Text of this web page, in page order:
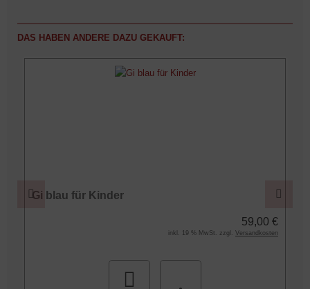
DAS HABEN ANDERE DAZU GEKAUFT:
Gi blau für Kinder
59,00 €
inkl. 19 % MwSt. zzgl. Versandkosten